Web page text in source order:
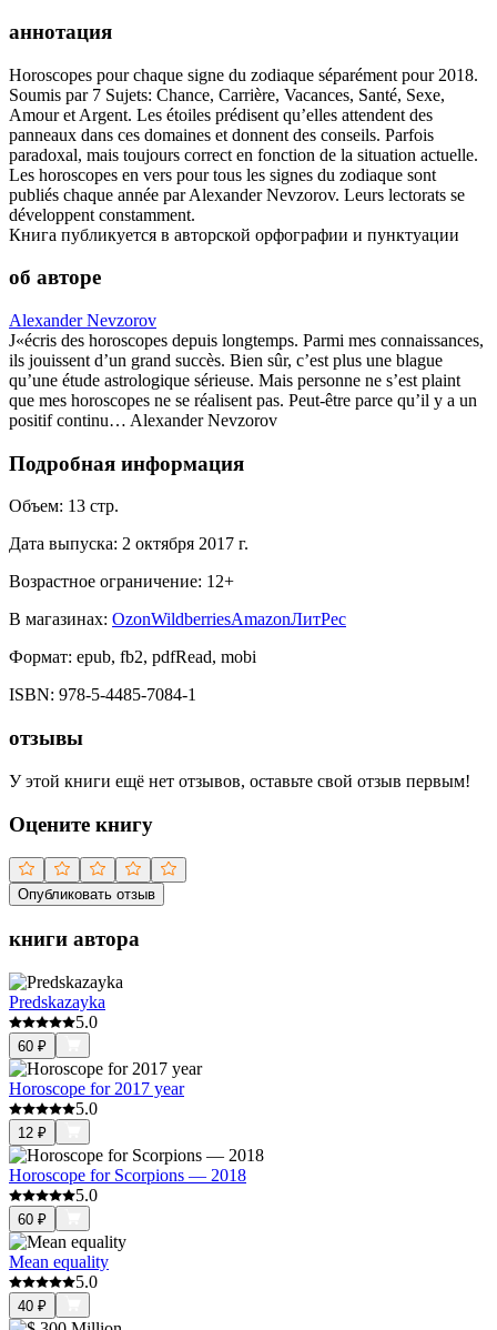
аннотация
Horoscopes pour chaque signe du zodiaque séparément pour 2018.
Soumis par 7 Sujets: Chance, Carrière, Vacances, Santé, Sexe,
Amour et Argent. Les étoiles prédisent qu’elles attendent des
panneaux dans ces domaines et donnent des conseils. Parfois
paradoxal, mais toujours correct en fonction de la situation actuelle.
Les horoscopes en vers pour tous les signes du zodiaque sont
publiés chaque année par Alexander Nevzorov. Leurs lectorats se
développent constamment.
Книга публикуется в авторской орфографии и пунктуации
об авторе
Alexander Nevzorov
J«écris des horoscopes depuis longtemps. Parmi mes connaissances,
ils jouissent d’un grand succès. Bien sûr, c’est plus une blague
qu’une étude astrologique sérieuse. Mais personne ne s’est plaint
que mes horoscopes ne se réalisent pas. Peut-être parce qu’il y a un
positif continu… Alexander Nevzorov
Подробная информация
Объем: 13 стр.
Дата выпуска: 2 октября 2017 г.
Возрастное ограничение: 12+
В магазинах: OzonWildberriesAmazonЛитРес
Формат: epub, fb2, pdfRead, mobi
ISBN: 978-5-4485-7084-1
отзывы
У этой книги ещё нет отзывов, оставьте свой отзыв первым!
Оцените книгу
Опубликовать отзыв
книги автора
Predskazayka
5.0
60 ₽
Horoscope for 2017 year
5.0
12 ₽
Horoscope for Scorpions — 2018
5.0
60 ₽
Mean equality
5.0
40 ₽